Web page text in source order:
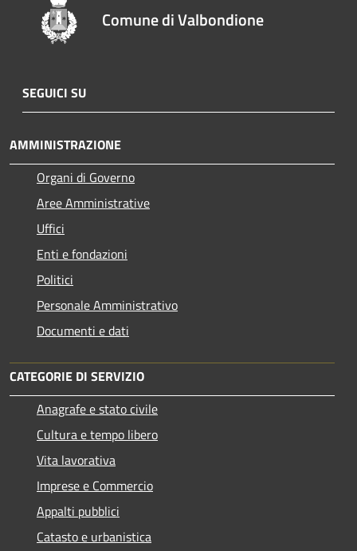
Comune di Valbondione
SEGUICI SU
AMMINISTRAZIONE
Organi di Governo
Aree Amministrative
Uffici
Enti e fondazioni
Politici
Personale Amministrativo
Documenti e dati
CATEGORIE DI SERVIZIO
Anagrafe e stato civile
Cultura e tempo libero
Vita lavorativa
Imprese e Commercio
Appalti pubblici
Catasto e urbanistica